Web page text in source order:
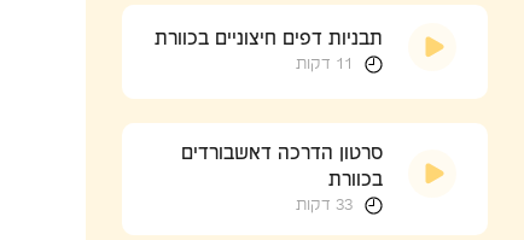
תבניות דפים חיצוניים בכוורת
11 דקות
סרטון הדרכה דאשבורדים
בכוורת
33 דקות